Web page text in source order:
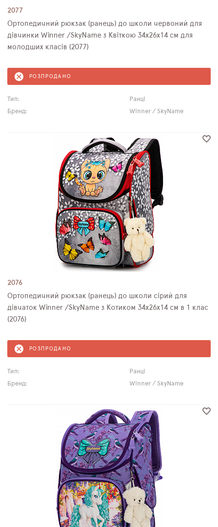
2077
Ортопедичний рюкзак (ранець) до школи червоний для
дівчинки Winner /SkyName з Квіткою 34х26х14 см для
молодших класів (2077)
РОЗПРОДАНО
Тип:
Ранці
Бренд:
Winner / SkyName
2076
Ортопедичний рюкзак (ранець) до школи сірий для
дівчаток Winner /SkyName з Котиком 34х26х14 см в 1 клас
(2076)
РОЗПРОДАНО
Тип:
Ранці
Бренд:
Winner / SkyName